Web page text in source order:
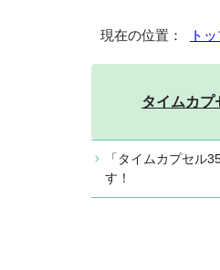
現在の位置： ト
タイムカプ
「タイムカプセル
す！